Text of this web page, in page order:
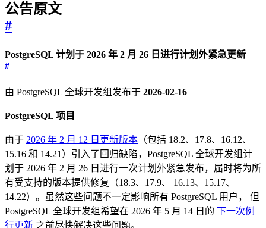
公告原文
#
PostgreSQL 计划于 2026 年 2 月 26 日进行计划外紧急更新
#
由 PostgreSQL 全球开发组发布于 2026-02-16
PostgreSQL 项目
由于 2026 年 2 月 12 日更新版本 （包括 18.2、17.8、16.12、
15.16 和 14.21）引入了回归缺陷，PostgreSQL 全球开发组计
划于 2026 年 2 月 26 日进行一次计划外紧急发布，届时将为所
有受支持的版本提供修复（18.3、17.9、 16.13、15.17、
14.22）。虽然这些问题不一定影响所有 PostgreSQL 用户， 但
PostgreSQL 全球开发组希望在 2026 年 5 月 14 日的
下一次例
行更新 之前尽快解决这些问题。